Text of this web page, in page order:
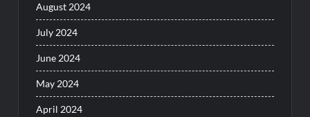
August 2024
July 2024
June 2024
May 2024
April 2024